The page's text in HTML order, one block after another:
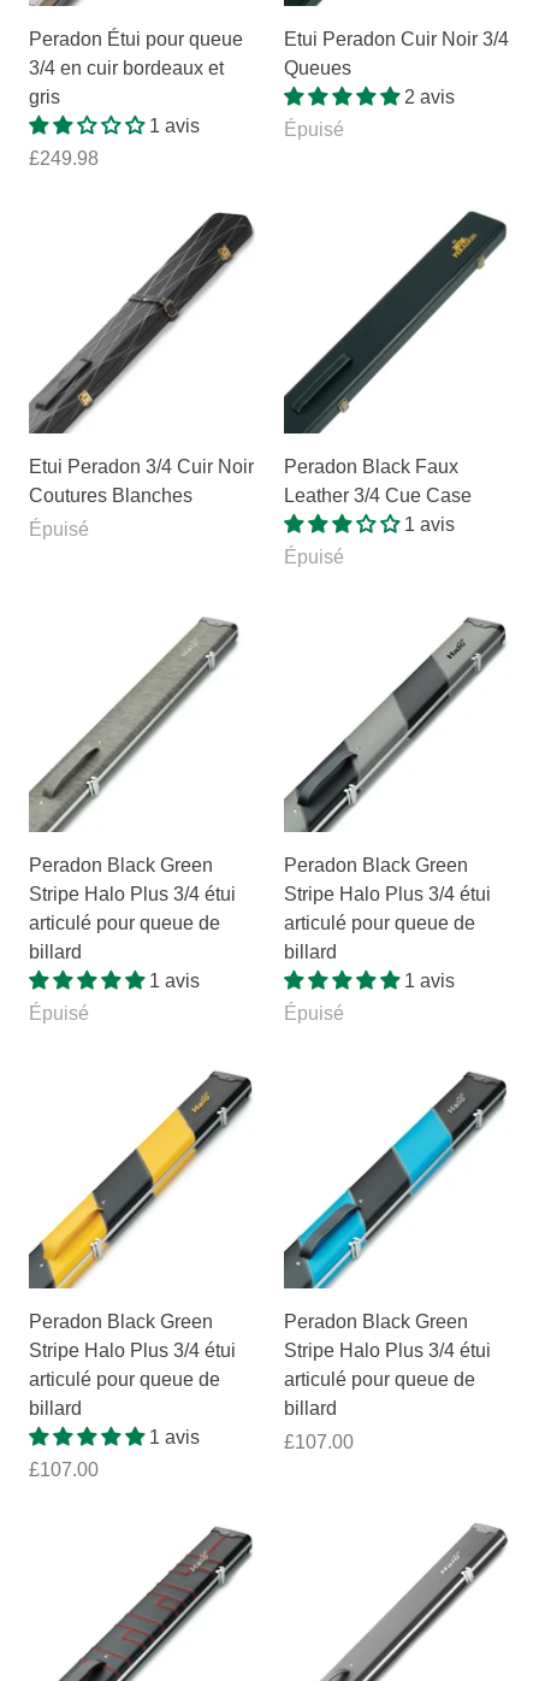
Peradon Étui pour queue
3/4 en cuir bordeaux et
gris
1 avis
£249.98
Etui Peradon Cuir Noir 3/4
Queues
2 avis
Épuisé
Etui Peradon 3/4 Cuir Noir
Coutures Blanches
Épuisé
Peradon Black Faux
Leather 3/4 Cue Case
1 avis
Épuisé
Peradon Black Green
Stripe Halo Plus 3/4 étui
articulé pour queue de
billard
1 avis
Épuisé
Peradon Black Green
Stripe Halo Plus 3/4 étui
articulé pour queue de
billard
1 avis
Épuisé
Peradon Black Green
Stripe Halo Plus 3/4 étui
articulé pour queue de
billard
1 avis
£107.00
Peradon Black Green
Stripe Halo Plus 3/4 étui
articulé pour queue de
billard
£107.00